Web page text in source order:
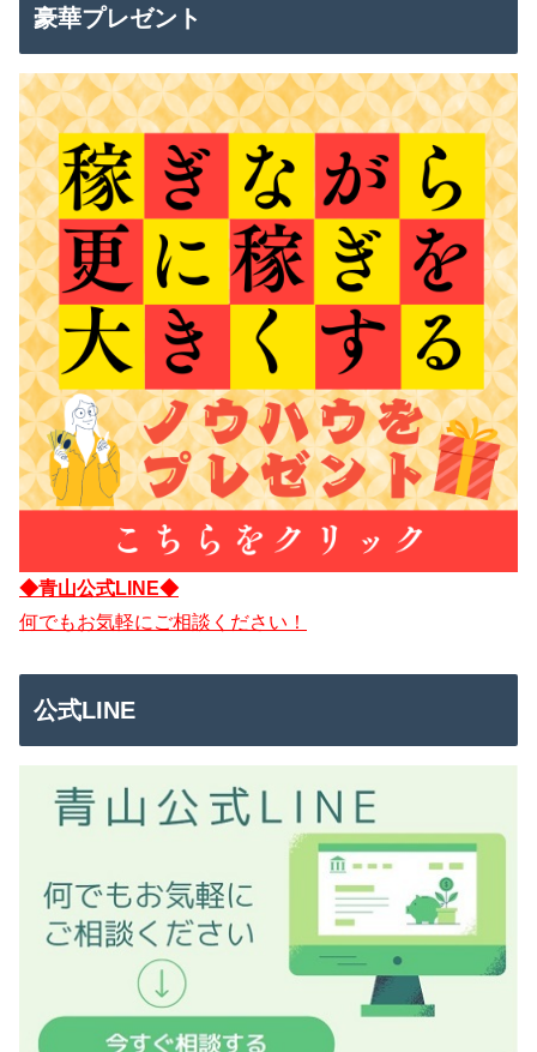
豪華プレゼント
◆青山公式LINE◆
何でもお気軽にご相談ください！
公式LINE